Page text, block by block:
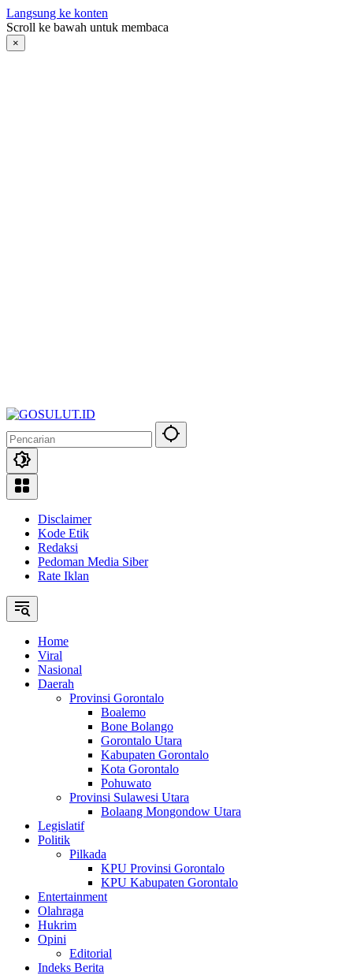
Langsung ke konten
Scroll ke bawah untuk membaca
×
Disclaimer
Kode Etik
Redaksi
Pedoman Media Siber
Rate Iklan
Home
Viral
Nasional
Daerah
Provinsi Gorontalo
Boalemo
Bone Bolango
Gorontalo Utara
Kabupaten Gorontalo
Kota Gorontalo
Pohuwato
Provinsi Sulawesi Utara
Bolaang Mongondow Utara
Legislatif
Politik
Pilkada
KPU Provinsi Gorontalo
KPU Kabupaten Gorontalo
Entertainment
Olahraga
Hukrim
Opini
Editorial
Indeks Berita